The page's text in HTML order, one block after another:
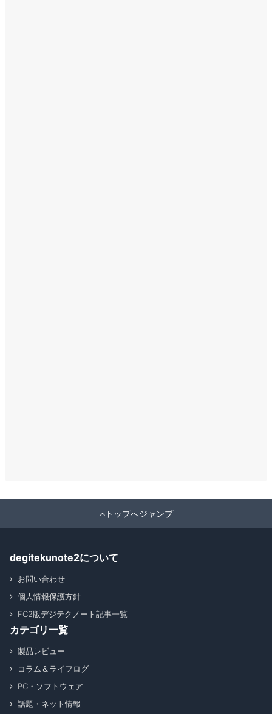
トップへジャンプ
degitekunote2について
お問い合わせ
個人情報保護方針
FC2版デジテクノート記事一覧
カテゴリ一覧
製品レビュー
コラム＆ライフログ
PC・ソフトウェア
話題・ネット情報